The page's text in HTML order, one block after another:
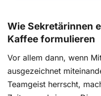
Wie Sekretärinnen
Kaffee formulieren
Vor allem dann, wenn
ausgezeichnet
Teamgeist herrscht,